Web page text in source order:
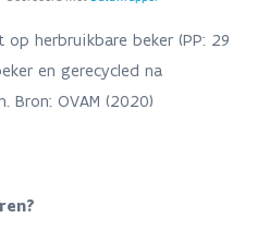
herbruikbare beker (PP: 29
en gerecycled na
Bron: OVAM (2020)